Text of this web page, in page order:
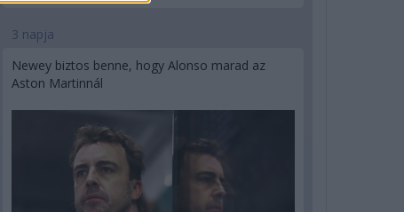
3 napja
Newey biztos benne, hogy Alonso marad az
Aston Martinnál